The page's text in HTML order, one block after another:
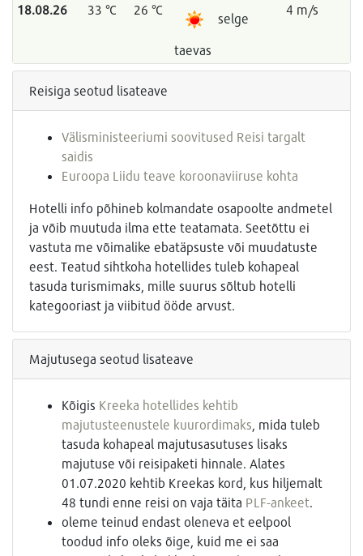
18.08.26 33 °C 26 °C
selge
taevas
4 m/s
Reisiga seotud lisateave
Välisministeeriumi soovitused Reisi targalt
saidis
Euroopa Liidu teave koroonaviiruse kohta
Hotelli info põhineb kolmandate osapoolte andmetel
ja võib muutuda ilma ette teatamata. Seetõttu ei
vastuta me võimalike ebatäpsuste või muudatuste
eest. Teatud sihtkoha hotellides tuleb kohapeal
tasuda turismimaks, mille suurus sõltub hotelli
kategooriast ja viibitud ööde arvust.
Majutusega seotud lisateave
Kõigis Kreeka hotellides kehtib
majutusteenustele kuurordimaks , mida tuleb
tasuda kohapeal majutusasutuses lisaks
majutuse või reisipaketi hinnale. Alates
01.07.2020 kehtib Kreekas kord, kus hiljemalt
48 tundi enne reisi on vaja täita PLF-ankeet
oleme teinud endast oleneva et eelpool
toodud info oleks õige, kuid me ei saa